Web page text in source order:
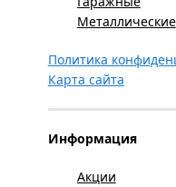
Металлические
Политика
Карта сайта
Информация
Акции